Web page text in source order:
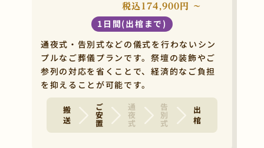
税込174,900円 ~
1日間(出棺まで)
通夜式・告別式などの儀式を行わないシン
プルなご葬儀プランです。祭壇の装飾やご
参列の対応を省くことで、経済的なご負担
を抑えることが可能です。
搬 送 ご安置 通夜式 告別式 出 棺